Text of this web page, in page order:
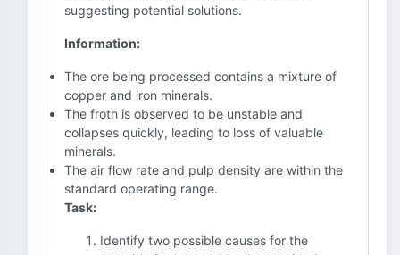
suggesting potential solutions.
Information:
The ore being processed contains a mixture of
copper and iron minerals.
The froth is observed to be unstable and
collapses quickly, leading to loss of valuable
minerals.
The air flow rate and pulp density are within the
standard operating range.
Task:
Identify two possible causes for the